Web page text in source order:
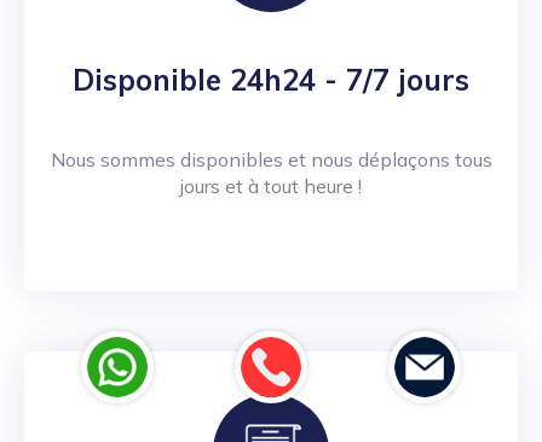
Disponible 24h24 - 7/7 jours
Nous sommes disponibles et nous déplaçons tous
jours et à tout heure !